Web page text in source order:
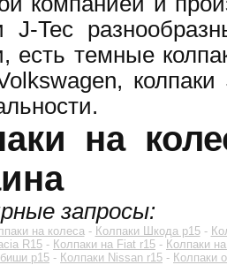
J-Tec
есть темные
на
запросы:
на колеса- Колпаки Шкода р15-
R15 - Колпаки на Fiat r15 - Колпаки
р15 - Колпаки Nissan r15 - Колпаки